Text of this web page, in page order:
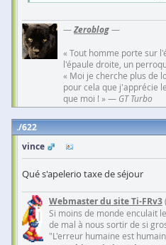
—Zeroblog—
« Tout homme porte sur
l'épaule droite, un
« Moi je cherche plus de
pour cela que j'apprécie
que moi ! » — GT Turbo
622
vince
Qué s'apelerio taxe de séjour
Webmaster du site Ti-FRv3
Si moins de monde enculait
de mal à nous sortir de si
"L'erreur humaine est